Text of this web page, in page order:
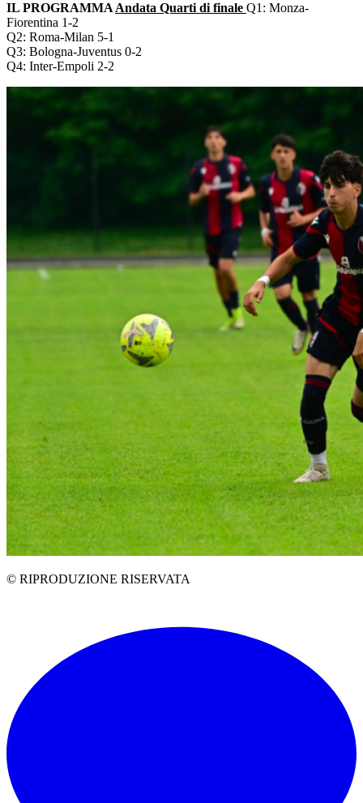
IL PROGRAMMA Andata Quarti di finale Q1: Monza-
Fiorentina 1-2
Q2: Roma-Milan 5-1
Q3: Bologna-Juventus 0-2
Q4: Inter-Empoli 2-2
© RIPRODUZIONE RISERVATA